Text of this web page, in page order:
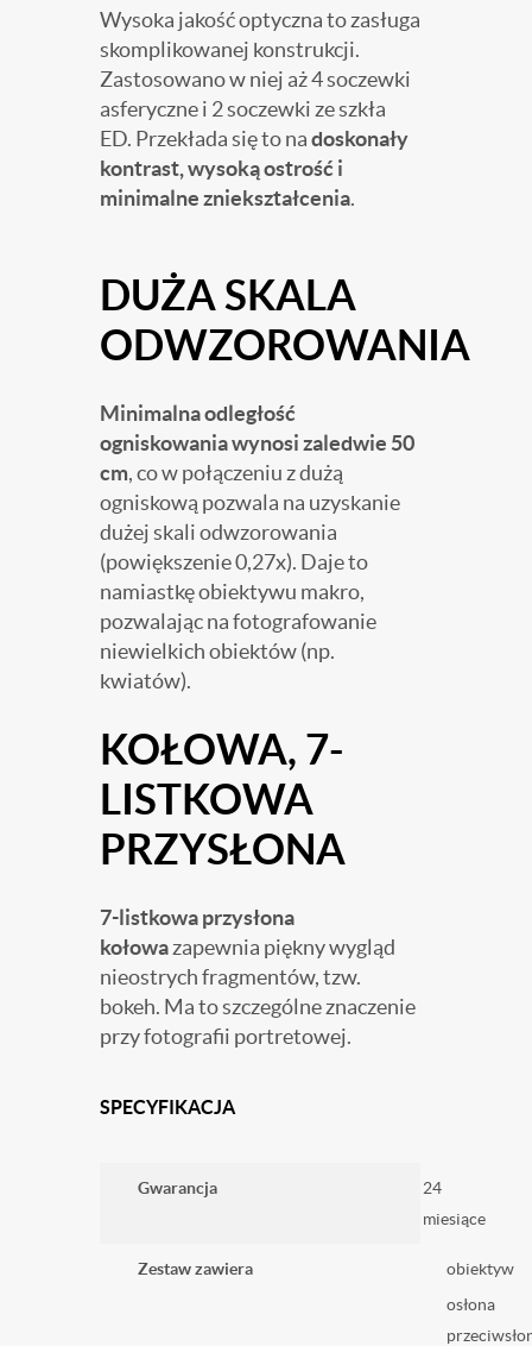
Wysoka jakość optyczna to zasługa
skomplikowanej konstrukcji.
Zastosowano w niej aż 4 soczewki
asferyczne i 2 soczewki ze szkła
ED. Przekłada się to nadoskonały
kontrast, wysoką ostrość i
minimalne zniekształcenia.
DUŻA SKALA
ODWZOROWANIA
Minimalna odległość
ogniskowania wynosi zaledwie 50
cm, co w połączeniu z dużą
ogniskową pozwala na uzyskanie
dużej skali odwzorowania
(powiększenie 0,27x). Daje to
namiastkę obiektywu makro,
pozwalając na fotografowanie
niewielkich obiektów (np.
kwiatów).
KOŁOWA, 7-
LISTKOWA
PRZYSŁONA
7-listkowa przysłona
kołowazapewnia piękny wygląd
nieostrych fragmentów, tzw.
bokeh. Ma to szczególne znaczenie
przy fotografii portretowej.
SPECYFIKACJA
Gwarancja
24
miesiące
Zestaw zawiera
obiektyw
osłona